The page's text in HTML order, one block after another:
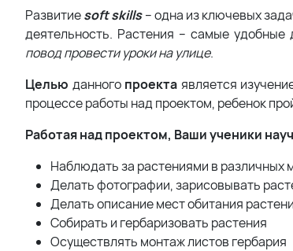
Развитиеsoft skills– одна из ключевых
деятельность. Растения – самые
повод провести уроки на улице.
Целью данного проекта является
процессе работы над проектом, ребенок
Работая над проектом, Ваши ученики
Наблюдать за растениями в различных
Делать фотографии, зарисовывать
Делать описание мест обитания
Собирать и гербаризовать растения
Осуществлять монтаж листов гербария